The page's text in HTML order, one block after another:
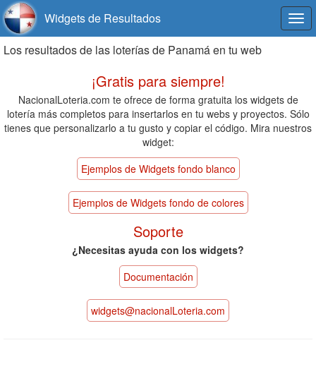
Widgets de Resultados
Los resultados de las loterías de Panamá en tu web
¡Gratis para siempre!
NacionalLoteria.com te ofrece de forma gratuita los widgets de
lotería más completos para insertarlos en tu webs y proyectos. Sólo
tienes que personalizarlo a tu gusto y copiar el código. Mira nuestros
widget:
Ejemplos de Widgets fondo blanco
Ejemplos de Widgets fondo de colores
Soporte
¿Necesitas ayuda con los widgets?
Documentación
widgets@nacionalLoteria.com